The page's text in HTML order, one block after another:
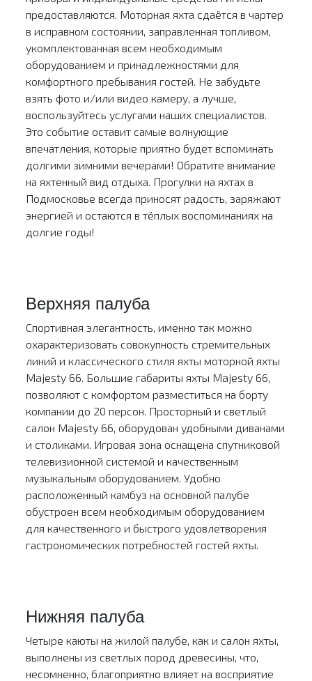
предоставляются. Моторная яхта сдаётся в чартер
в исправном состоянии, заправленная топливом,
укомплектованная всем необходимым
оборудованием и принадлежностями для
комфортного пребывания гостей. Не забудьте
взять фото и/или видео камеру, а лучше,
воспользуйтесь услугами наших специалистов.
Это событие оставит самые волнующие
впечатления, которые приятно будет вспоминать
долгими зимними вечерами! Обратите внимание
на яхтенный вид отдыха. Прогулки на яхтах в
Подмосковье всегда приносят радость, заряжают
энергией и остаются в тёплых воспоминаниях на
долгие годы!
Верхняя палуба
Спортивная элегантность, именно так можно
охарактеризовать совокупность стремительных
линий и классического стиля яхты моторной яхты
Majesty 66. Большие габариты яхты Majesty 66,
позволяют с комфортом разместиться на борту
компании до 20 персон. Просторный и светлый
салон Majesty 66, оборудован удобными диванами
и столиками. Игровая зона оснащена спутниковой
телевизионной системой и качественным
музыкальным оборудованием. Удобно
расположенный камбуз на основной палубе
обустроен всем необходимым оборудованием
для качественного и быстрого удовлетворения
гастрономических потребностей гостей яхты.
Нижняя палуба
Четыре каюты на жилой палубе, как и салон яхты,
выполнены из светлых пород древесины, что,
несомненно, благоприятно влияет на восприятие